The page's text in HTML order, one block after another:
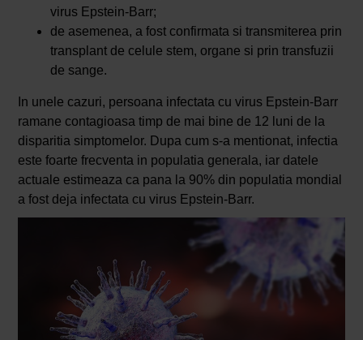
virus Epstein-Barr;
de asemenea, a fost confirmata si transmiterea prin
transplant de celule stem, organe si prin transfuzii
de sange.
In unele cazuri, persoana infectata cu virus Epstein-Barr
ramane contagioasa timp de mai bine de 12 luni de la
disparitia simptomelor. Dupa cum s-a mentionat, infectia
este foarte frecventa in populatia generala, iar datele
actuale estimeaza ca pana la 90% din populatia mondial
a fost deja infectata cu virus Epstein-Barr.